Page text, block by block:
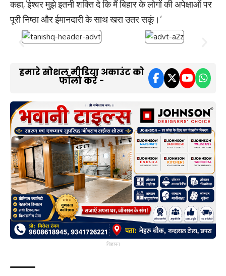
कहा,’ईश्वर मुझे इतनी शक्ति दे कि मैं बिहार के लोगों की अपेक्षाओं पर
पूरी निष्ठा और ईमानदारी के साथ खरा उतर सकूं।’
हमारे सोशल मीडिया अकाउंट को
फॉलो करें -
विज्ञापन